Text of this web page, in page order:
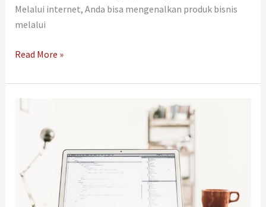
Melalui internet, Anda bisa mengenalkan produk bisnis
melalui
Read More »
Keuntungan
Memakai
Jasa
Pembuatan
Website